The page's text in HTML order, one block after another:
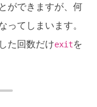
ができますが、何
ってしまいます。
た回数だけexitを